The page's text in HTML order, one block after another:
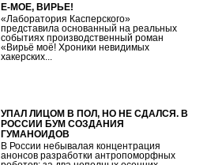
Ё-МОЕ, ВИРЬЁ!
«Лаборатория Касперского»
представила основанный на реальных
событиях производственный роман
«Вирьё моё! Хроники невидимых
хакерских...
УПАЛ ЛИЦОМ В ПОЛ, НО НЕ СДАЛСЯ. В
РОССИИ БУМ СОЗДАНИЯ
ГУМАНОИДОВ
В России небывалая концентрация
анонсов разработки антропоморфных